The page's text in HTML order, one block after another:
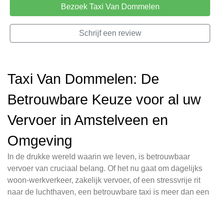
Bezoek Taxi Van Dommelen
Schrijf een review
Taxi Van Dommelen: De
Betrouwbare Keuze voor al uw
Vervoer in Amstelveen en
Omgeving
In de drukke wereld waarin we leven, is betrouwbaar
vervoer van cruciaal belang. Of het nu gaat om dagelijks
woon-werkverkeer, zakelijk vervoer, of een stressvrije rit
naar de luchthaven, een betrouwbare taxi is meer dan een